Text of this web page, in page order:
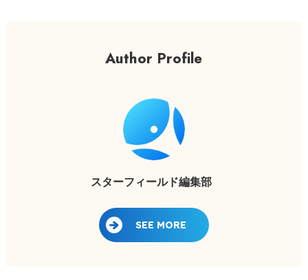
Author Profile
スターフィールド編集部
SEE MORE